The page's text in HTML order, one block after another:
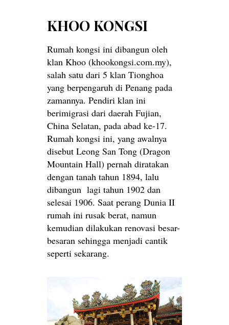
KHOO KONGSI
Rumah kongsi ini dibangun oleh
klan Khoo (khookongsi.com.my),
salah satu dari 5 klan Tionghoa
yang berpengaruh di Penang pada
zamannya. Pendiri klan ini
berimigrasi dari daerah Fujian,
China Selatan, pada abad ke-17.
Rumah kongsi ini, yang awalnya
disebut Leong San Tong (Dragon
Mountain Hall) pernah diratakan
dengan tanah tahun 1894, lalu
dibangun lagi tahun 1902 dan
selesai 1906. Saat perang Dunia II
rumah ini rusak berat, namun
kemudian dilakukan renovasi besar-
besaran sehingga menjadi cantik
seperti sekarang.